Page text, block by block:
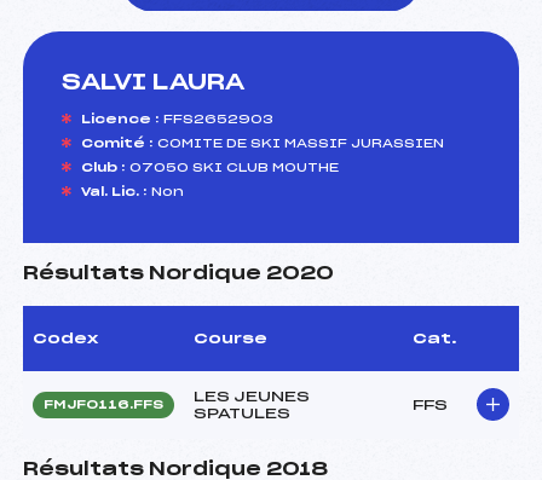
SALVI LAURA
Licence : FFS2652903
Comité : COMITE DE SKI MASSIF JURASSIEN
Club : 07050 SKI CLUB MOUTHE
Val. Lic. : Non
Résultats Nordique 2020
Codex Course Cat.
FMJF0116.FFS
LES JEUNES
SPATULES
FFS
Résultats Nordique 2018